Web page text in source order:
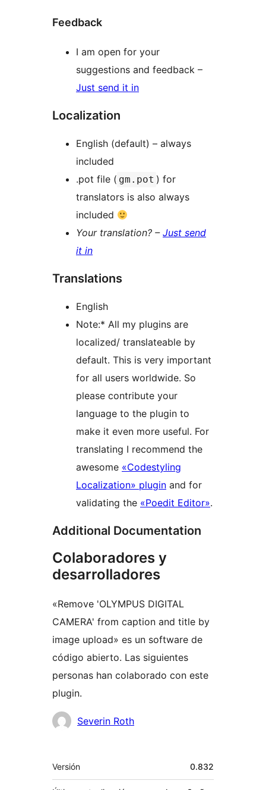
Feedback
I am open for your
suggestions and feedback –
Just send it in
Localization
English (default) – always
included
.pot file ( gm.pot ) for
translators is also always
included
Your translation? – Just send
it in
Translations
English
Note:* All my plugins are
localized/ translateable by
default. This is very important
for all users worldwide. So
please contribute your
language to the plugin to
make it even more useful. For
translating I recommend the
awesome «Codestyling
Localization» plugin and for
validating the «Poedit Editor».
Additional Documentation
Colaboradores y
desarrolladores
«Remove 'OLYMPUS DIGITAL
CAMERA' from caption and title by
image upload» es un software de
código abierto. Las siguientes
personas han colaborado con este
plugin.
Colaboradores
Severin Roth
Meta
Versión 0.832